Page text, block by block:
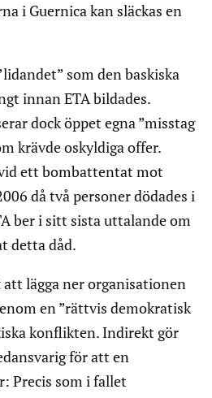
i Guernica kan släckas en
som den baskiska
innan ETA bildades.
dock öppet egna ”misstag
krävde oskyldiga offer.
ett bombattentat mot
då två personer dödades i
ber i sitt sista uttalande om
detta dåd.
att lägga ner organisationen
en ”rättvis demokratisk
konflikten. Indirekt gör
för att en
Precis som i fallet